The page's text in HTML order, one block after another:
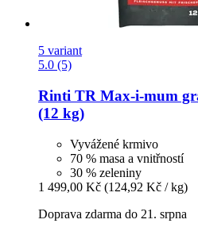
5 variant
5.0 (5)
Rinti TR Max-​i-​mum
(12 kg)
Vyvážené krmivo
70 % masa a vnitřností
30 % zeleniny
1 499,00 Kč (124,92 Kč / kg)
Doprava zdarma do 21. srpna